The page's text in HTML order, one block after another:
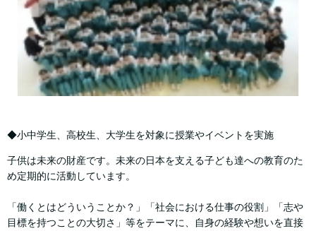
◆小中学生、高校生、大学生を対象に授業やイベントを実施
子供は未来の財産です。未来の日本を支える子ども達への教育のた
め定期的に活動しています。
「働くとはどういうことか？」「社会における仕事の役割」「志や
目標を持つことの大切さ」等をテーマに、自身の経験や想いを直接